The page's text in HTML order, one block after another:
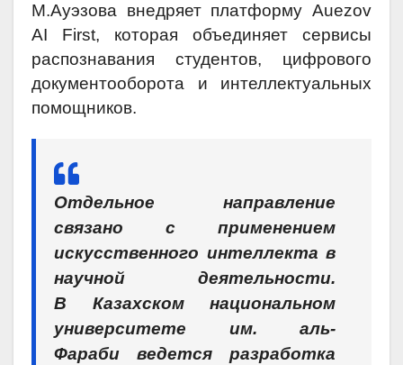
М.Ауэзова внедряет платформу Auezov
AI First, которая объединяет сервисы
распознавания студентов, цифрового
документооборота и интеллектуальных
помощников.
Отдельное направление
связано с применением
искусственного интеллекта в
научной деятельности.
В Казахском национальном
университете им. аль-
Фараби ведется разработка